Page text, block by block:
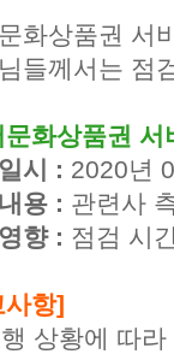
화상품권 서
들께서는 점
문화상품권
시 : 2020년
용 : 관련사
향 : 점검 시
사항]
상황에 따